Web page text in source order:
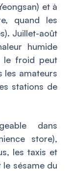
et à
quand les
Juillet-août
humide
le froid peut
les amateurs
stations de
dans
store),
les taxis et
le sésame du